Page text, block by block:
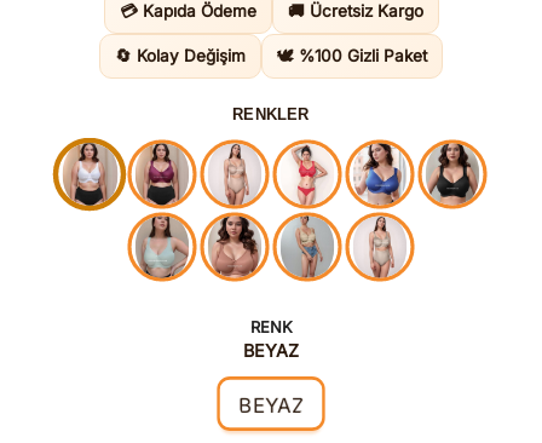
1.850,00TL.
💳 Kapıda Ödeme 🚚 Ücretsiz Kargo
🔄 Kolay Değişim 🕊️ %100 Gizli Paket
RENKLER
RENK
BEYAZ
BEYAZ